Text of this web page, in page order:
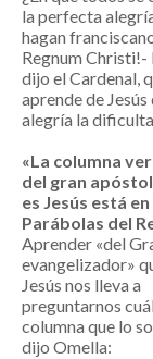
la perfecta
hagan
Regnum Christi!-
dijo el Cardenal,
aprende de
alegría la
«La columna
del gran
es Jesús está en
Parábolas del
Aprender «del
evangelizador»
Jesús nos lleva a
preguntarnos
columna que lo
dijo Omella: